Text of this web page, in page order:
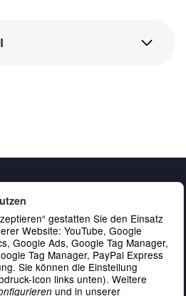
gestatten Sie den Einsatz
Website: YouTube, Google
Google Ads, Google Tag Manager,
Tag Manager, PayPal Express
Sie können die Einstellung
Icon links unten). Weitere
und in unserer